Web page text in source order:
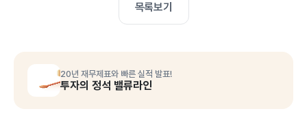
목록보기
20년 재무제표와 빠른 실적 발표!
투자의 정석 밸류라인